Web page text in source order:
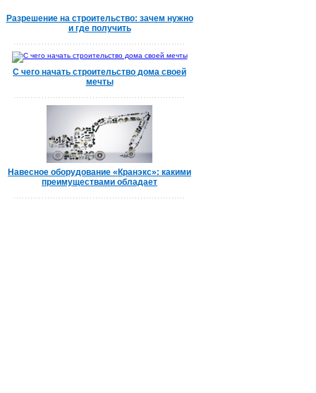
Разрешение на строительство: зачем нужно
и где получить
С чего начать строительство дома своей
мечты
Навесное оборудование «Кранэкс»: какими
преимуществами обладает